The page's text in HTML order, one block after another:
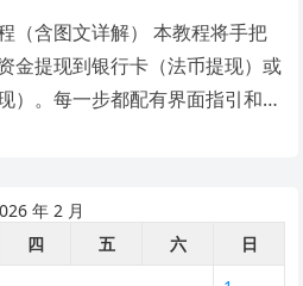
（含图文详解） 本教程将手把
金提现到银行卡（法币提现）或
）。每一步都配有界面指引和说
年 2 月
四 五 六
日